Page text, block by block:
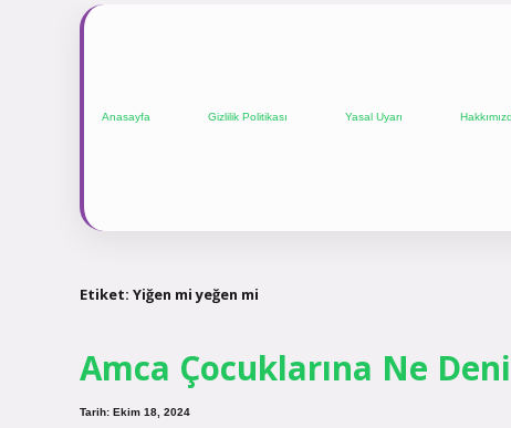
Anasayfa Gizlilik Politikası Yasal Uyarı
Etiket: Yiğen mi yeğen mi
Amca Çocuklarına Ne
Tarih: Ekim 18, 2024